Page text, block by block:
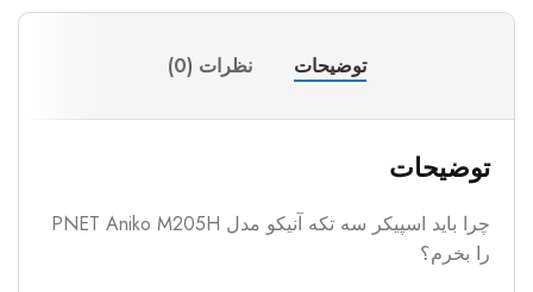
توضیحات نظرات (0)
توضیحات
چرا باید اسپیکر سه تکه آنیکو مدل PNET Aniko M205H
را بخرم؟